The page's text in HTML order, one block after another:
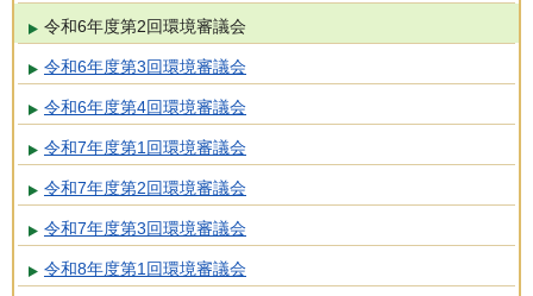
令和6年度第2回環境審議会
令和6年度第3回環境審議会
令和6年度第4回環境審議会
令和7年度第1回環境審議会
令和7年度第2回環境審議会
令和7年度第3回環境審議会
令和8年度第1回環境審議会